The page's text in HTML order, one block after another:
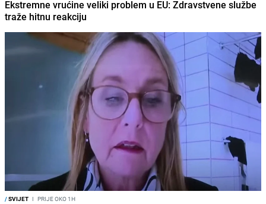
Ekstremne vrućine veliki problem u EU: Zdravstvene službe
traže hitnu reakciju
/SVIJET I PRIJE OKO 1H